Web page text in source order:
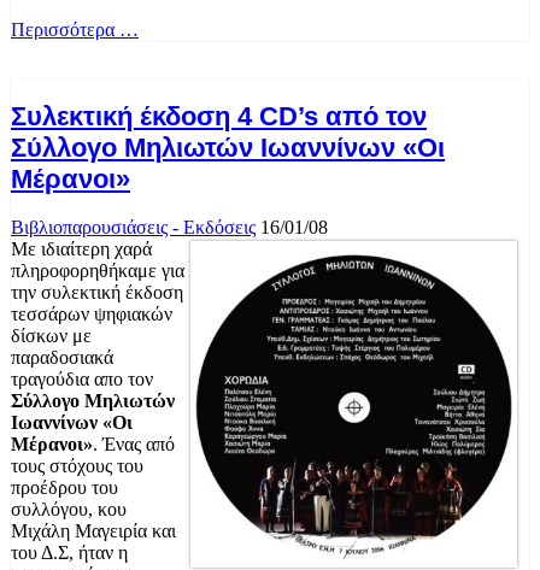
Περισσότερα …
Συλεκτική έκδοση 4 CD’s από τον
Σύλλογο Μηλιωτών Ιωαννίνων «Οι
Μέρανοι»
Βιβλιοπαρουσιάσεις - Εκδόσεις 16/01/08
Με ιδιαίτερη χαρά
πληροφορηθήκαμε για
την συλεκτική έκδοση
τεσσάρων ψηφιακών
δίσκων με
παραδοσιακά
τραγούδια απο τον
Σύλλογο Μηλιωτών
Ιωαννίνων «Οι
Μέρανοι». Ένας από
τους στόχους του
προέδρου του
συλλόγου, κου
Μιχάλη Μαγειρία και
του Δ.Σ, ήταν η